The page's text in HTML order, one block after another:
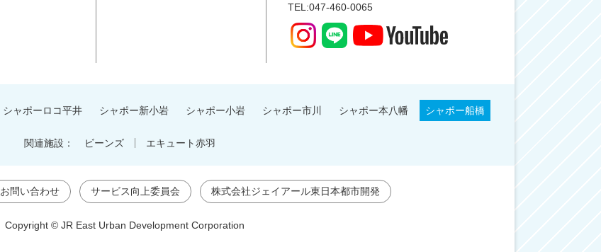
TEL:047-460-0065
シャポーロコ平井 シャポー新小岩 シャポー小岩 シャポー市川 シャポー本八幡 シャポー船橋
関連施設： ビーンズ エキュート赤羽
お問い合わせ サービス向上委員会 株式会社ジェイアール東日本都市開発
Copyright © JR East Urban Development Corporation